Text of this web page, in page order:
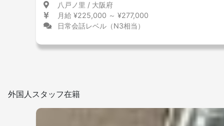
八戸ノ里 / 大阪府
月給 ¥225,000 ～ ¥277,000
日常会話レベル（N3相当）
外国人スタッフ在籍